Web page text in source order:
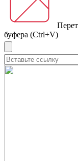
буфера (Ctrl+V)